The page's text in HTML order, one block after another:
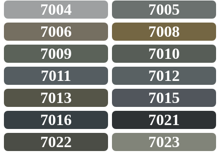
7004
7005
7006
7008
7009
7010
7011
7012
7013
7015
7016
7021
7022
7023